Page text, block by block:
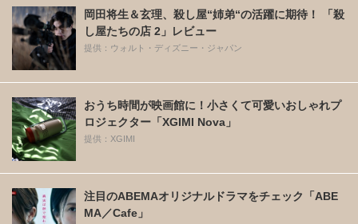
岡田将生＆玄理、殺し屋“姉弟“の活躍に期待！ 「殺
し屋たちの店 2」レビュー
提供：ウォルト・ディズニー・ジャパン
おうち時間が映画館に！小さくて可愛いおしゃれプ
ロジェクター「XGIMI Nova」
提供：XGIMI
注目のABEMAオリジナルドラマをチェック「ABE
MA／Cafe」